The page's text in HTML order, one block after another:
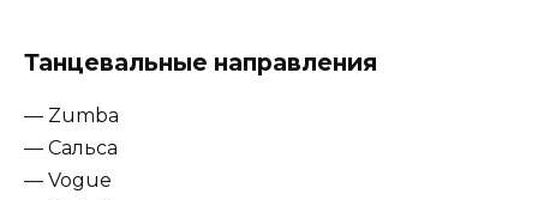
Танцевальные направления
— Zumba
— Сальса
— Vogue